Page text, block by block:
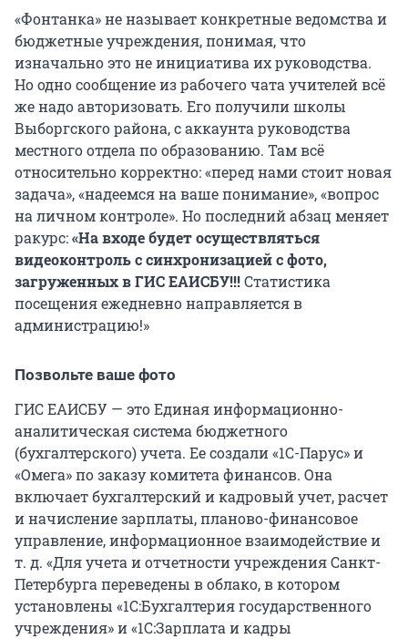
«Фонтанка» не называет конкретные ведомства и
бюджетные учреждения, понимая, что
изначально это не инициатива их руководства.
Но одно сообщение из рабочего чата учителей всё
же надо авторизовать. Его получили школы
Выборгского района, с аккаунта руководства
местного отдела по образованию. Там всё
относительно корректно: «перед нами стоит новая
задача», «надеемся на ваше понимание», «вопрос
на личном контроле». Но последний абзац меняет
ракурс:«На входе будет осуществляться
видеоконтроль с синхронизацией с фото,
загруженных в ГИС ЕАИСБУ!!!Статистика
посещения ежедневно направляется в
администрацию!»
Позвольте ваше фото
ГИС ЕАИСБУ — это Единая информационно-
аналитическая система бюджетного
(бухгалтерского) учета. Ее создали «1С-Парус» и
«Омега» по заказу комитета финансов. Она
включает бухгалтерский и кадровый учет, расчет
и начисление зарплаты, планово-финансовое
управление, информационное взаимодействие и
т. д. «Для учета и отчетности учреждения Санкт-
Петербурга переведены в облако, в котором
установлены «1С:Бухгалтерия государственного
учреждения» и «1С:Зарплата и кадры